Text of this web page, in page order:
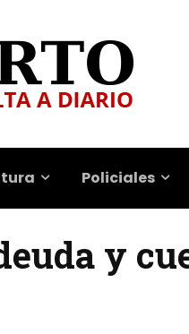
Policiales
y